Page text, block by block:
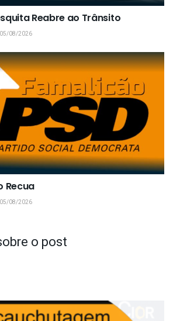
Reabre ao Trânsito
05/08/2026
Recua
05/08/2026
o post